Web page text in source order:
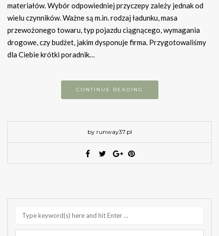
materiałów. Wybór odpowiedniej przyczepy zależy jednak od
wielu czynników. Ważne są m.in. rodzaj ładunku, masa
przewożonego towaru, typ pojazdu ciągnącego, wymagania
drogowe, czy budżet, jakim dysponuje firma. Przygotowaliśmy
dla Ciebie krótki poradnik…
CONTINUE READING
by runway37.pl